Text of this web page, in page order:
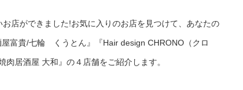
店ができました!お気に入りのお店を見つけて、あなたの
屋富貴/七輪 くうとん』『Hair design CHRONO（クロ
肉居酒屋 大和』の４店舗をご紹介します。